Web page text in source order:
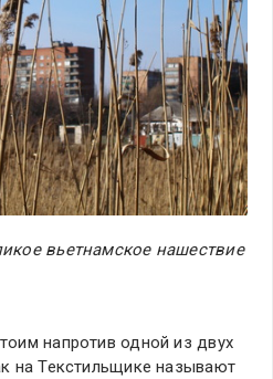
вьетнамское нашествие
напротив одной из двух
на Текстильщике называют